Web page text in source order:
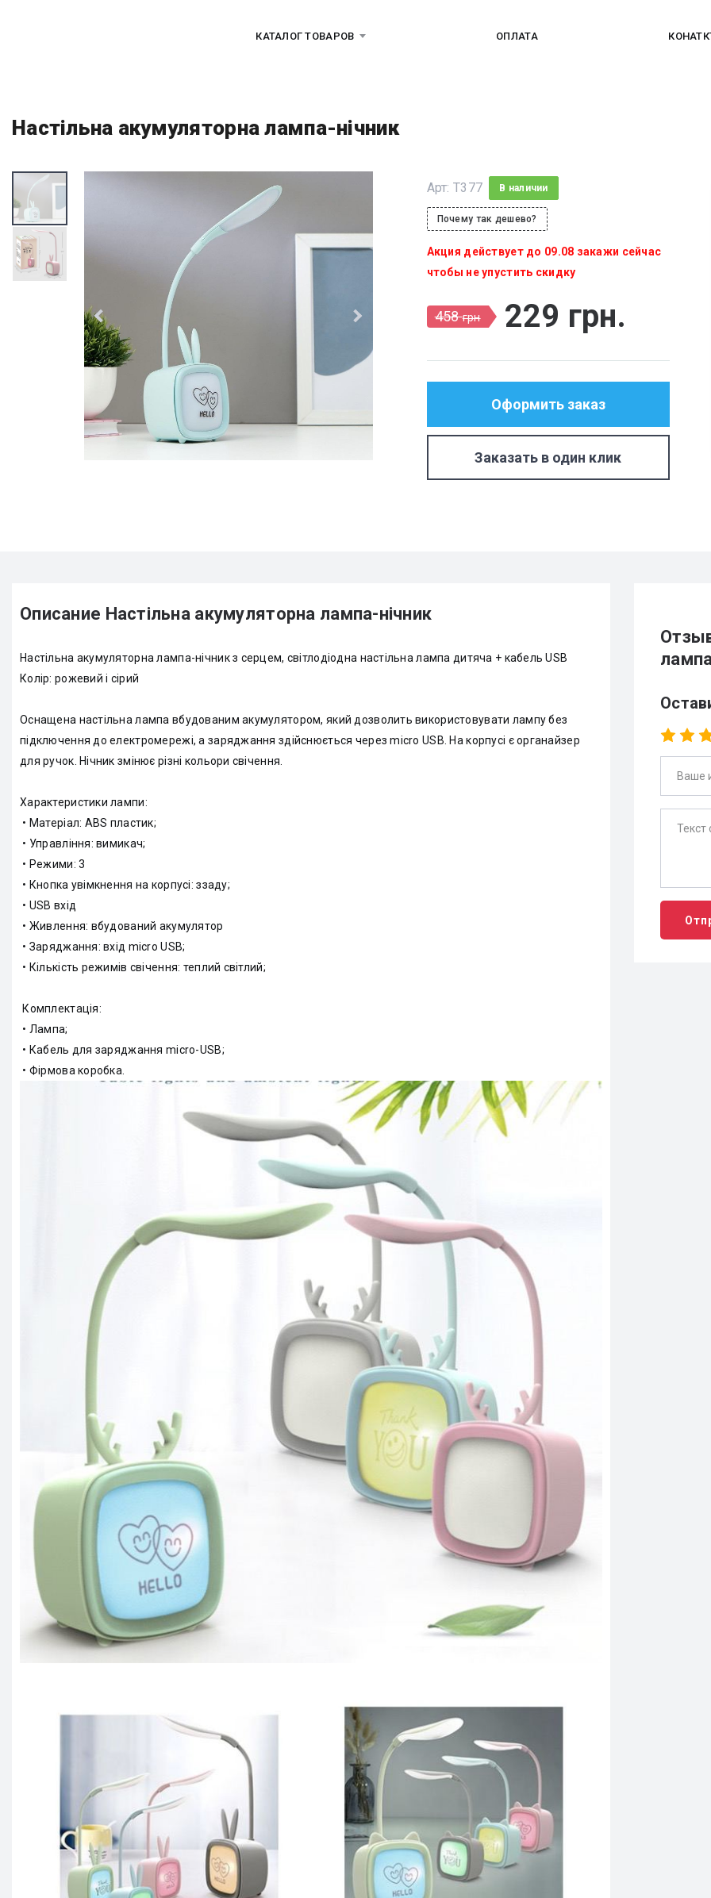
КАТАЛОГ ТОВАРОВ ОПЛАТА
Настільна акумуляторна лампа-нічник
Арт:T377 В наличии
Почему так дешево?
Акция действует до 09.08 закажи сейчас
чтобы не упустить скидку
458грн 229 грн.
Оформить заказ
Заказать в один клик
Описание Настільна акумуляторна лампа-нічник
Настільна акумуляторна лампа-нічник з серцем, світлодіодна настільна лампа дитяча + кабель USB
Колір: рожевий і сірий
Оснащена настільна лампа вбудованим акумулятором, який дозволить використовувати лампу без
підключення до електромережі, а заряджання здійснюється через micro USB. На корпусі є органайзер
для ручок. Нічник змінює різні кольори свічення.
Характеристики лампи:
• Матеріал: ABS пластик;
• Управління: вимикач;
• Режими: 3
• Кнопка увімкнення на корпусі: ззаду;
• USB вхід
• Живлення: вбудований акумулятор
• Заряджання: вхід micro USB;
• Кількість режимів свічення: теплий світлий;
Комплектація:
• Лампа;
• Кабель для заряджання micro-USB;
• Фірмова коробка.